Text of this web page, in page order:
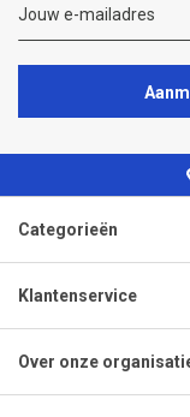
Categorieën
Klantenservice
Over onze